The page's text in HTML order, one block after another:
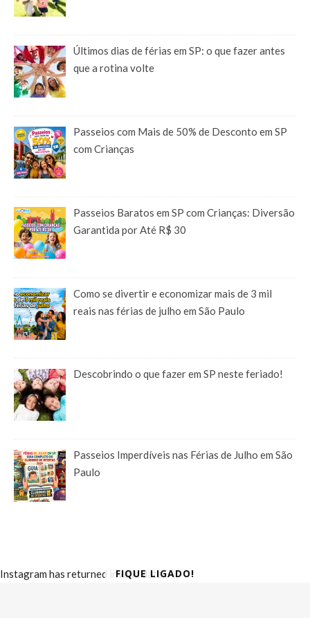
Últimos dias de férias em SP: o que fazer antes
que a rotina volte
Passeios com Mais de 50% de Desconto em SP
com Crianças
Passeios Baratos em SP com Crianças: Diversão
Garantida por Até R$ 30
Como se divertir e economizar mais de 3 mil
reais nas férias de julho em São Paulo
Descobrindo o que fazer em SP neste feriado!
Passeios Imperdíveis nas Férias de Julho em São
Paulo
FIQUE LIGADO!
Instagram has returned invalid data.